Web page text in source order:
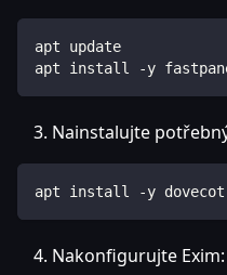
apt update
apt install -y
Nainstalujte
apt install -y
Nakonfigurujte Exim: